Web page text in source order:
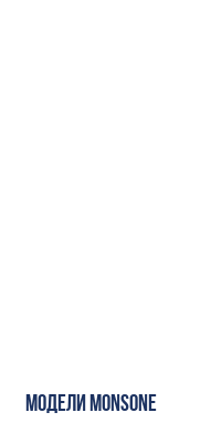
МОДЕЛИ MONSONE